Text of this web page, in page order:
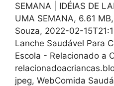
SEMANA | IDÉIAS DE
UMA SEMANA, 6.61
Souza, 2022-02-
Lanche Saudável Para
Escola - Relacionado a
jpeg, WebComida